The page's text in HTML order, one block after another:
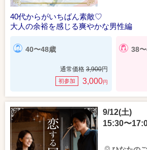
40代からがいちばん素敵♡
大人の余裕を感じる爽やかな男性編
40〜48歳
通常価格 3,900円
初参加 3,000円
38
9/12(土)
15:30〜